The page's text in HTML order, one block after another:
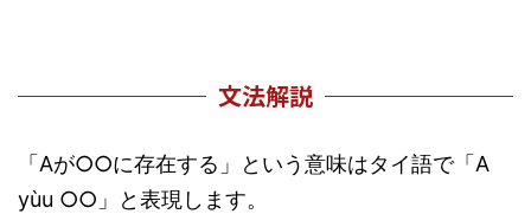
文法解説
「Aが○○に存在する」という意味はタイ語で「A
yùu ○○」と表現します。